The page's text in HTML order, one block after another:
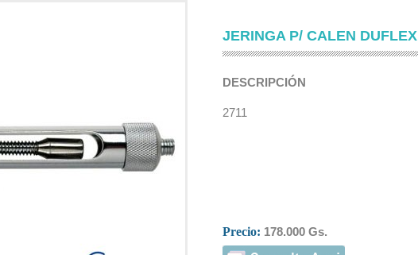
JERINGA P/ CALEN DUFLEX
DESCRIPCIÓN
2711
Precio: 178.000 Gs.